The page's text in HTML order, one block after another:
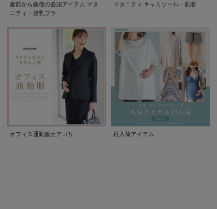
産前から産後の必須アイテム マタ
ニティ・授乳ブラ
マタニティ キャミソール・肌着
オフィス通勤服カテゴリ 再入荷アイテム